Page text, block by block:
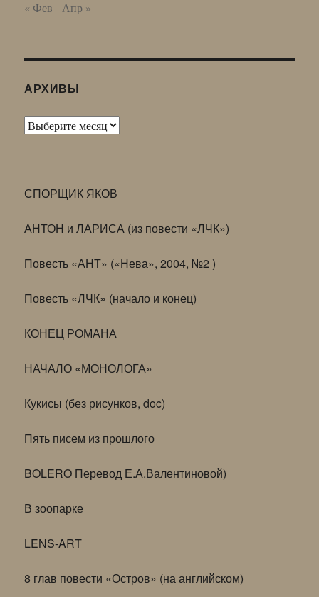
« Фев Апр »
АРХИВЫ
Архивы
СПОРЩИК ЯКОВ
АНТОН и ЛАРИСА (из повести «ЛЧК»)
Повесть «АНТ» («Нева», 2004, №2 )
Повесть «ЛЧК» (начало и конец)
КОНЕЦ РОМАНА
НАЧАЛО «МОНОЛОГА»
Кукисы (без рисунков, doc)
Пять писем из прошлого
BOLERO Перевод Е.А.Валентиновой)
В зоопарке
LENS-ART
8 глав повести «Остров» (на английском)